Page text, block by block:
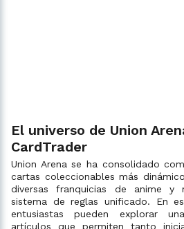
El universo de Union
CardTrader
Union Arena se ha consolidado
cartas coleccionables más
diversas franquicias de anime y
sistema de reglas unificado. En
entusiastas pueden explorar
artículos que permiten tanto